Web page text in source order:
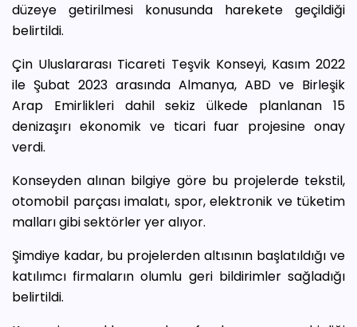
düzeye getirilmesi konusunda harekete geçildiği
belirtildi.
Çin Uluslararası Ticareti Teşvik Konseyi, Kasım 2022
ile Şubat 2023 arasında Almanya, ABD ve Birleşik
Arap Emirlikleri dahil sekiz ülkede planlanan 15
denizaşırı ekonomik ve ticari fuar projesine onay
verdi.
Konseyden alınan bilgiye göre bu projelerde tekstil,
otomobil parçası imalatı, spor, elektronik ve tüketim
malları gibi sektörler yer alıyor.
Şimdiye kadar, bu projelerden altısının başlatıldığı ve
katılımcı firmaların olumlu geri bildirimler sağladığı
belirtildi.